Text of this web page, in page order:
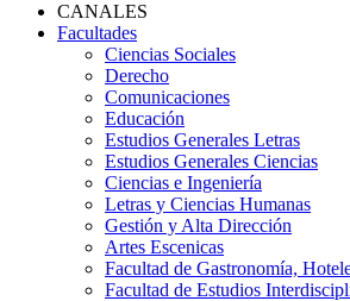
CANALES
Facultades
Ciencias Sociales
Derecho
Comunicaciones
Educación
Estudios Generales Letras
Estudios Generales Ciencias
Ciencias e Ingeniería
Letras y Ciencias Humanas
Gestión y Alta Dirección
Artes Escenicas
Facultad de Gastronomía,
Facultad de Estudios